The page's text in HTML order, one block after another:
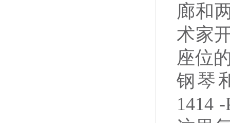
廊和
术家
座位
钢琴
1414